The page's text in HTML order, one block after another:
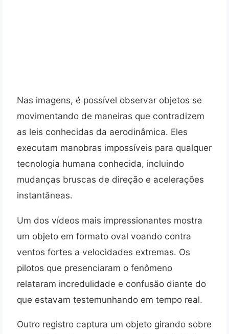
Nas imagens, é possível observar objetos se
movimentando de maneiras que contradizem
as leis conhecidas da aerodinâmica. Eles
executam manobras impossíveis para qualquer
tecnologia humana conhecida, incluindo
mudanças bruscas de direção e acelerações
instantâneas.
Um dos vídeos mais impressionantes mostra
um objeto em formato oval voando contra
ventos fortes a velocidades extremas. Os
pilotos que presenciaram o fenômeno
relataram incredulidade e confusão diante do
que estavam testemunhando em tempo real.
Outro registro captura um objeto girando sobre